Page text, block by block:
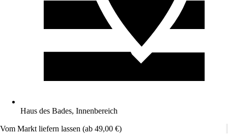
Haus des Bades, Innenbereich
Vom Markt liefern lassen (ab 49,00 €)